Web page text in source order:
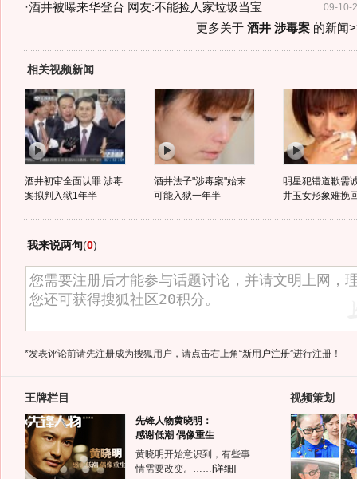
09-10-
·酒井被曝来华登台 网友:不能捡人家垃圾当宝
更多关于 酒井 涉毒案的新闻
相关视频新闻
酒井初审全面认罪 涉毒
案拟判入狱1年半
酒井法子"涉毒案"始末
可能入狱一年半
明星犯错道歉需
井玉女形象难挽
我来说两句(0)
*发表评论前请先注册成为搜狐用户，请点击右上角“新用户注册”进行注册！
王牌栏目
先锋人物黄晓明：
感谢低潮 偶像重生
黄晓明开始意识到，有些事
情需要改变。…… [详细]
视频策划